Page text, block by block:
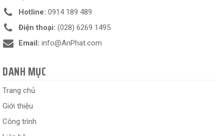
Hotline: 0914 189 489
Điện thoại: (028) 6269 1495
Email: info@AnPhat.com
DANH MỤC
Trang chủ
Giới thiệu
Công trình